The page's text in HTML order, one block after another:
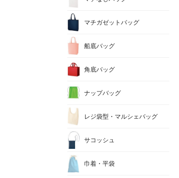
マチガゼットバッグ
船底バッグ
角底バッグ
ナップバッグ
レジ袋型・マルシェバッグ
サコッシュ
巾着・平袋